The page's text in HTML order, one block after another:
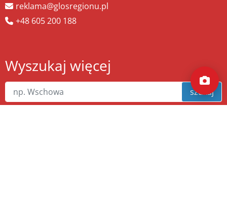
reklama@glosregionu.pl
+48 605 200 188
Wyszukaj więcej
szukaj